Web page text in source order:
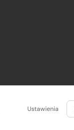
Ustawienia